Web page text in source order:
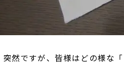
突然ですが、皆様はどの様な